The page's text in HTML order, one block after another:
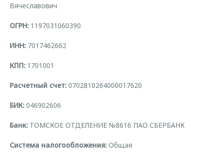
Оригинальные аксессуары
Запчасти
Трейд-ин
Калькулятор трейд-ин
Приложение O&J
Аксессуары
Одежда и сувениры
Оригинальные аксессуары
Вячеславович
ОГРН: 1197031060390
ИНН: 7017462662
КПП: 1701001
Расчетный счет: 0702810264000017620
БИК: 046902606
Банк: ТОМСКОЕ ОТДЕЛЕНИЕ №8616 ПАО СБЕРБАНК
Система налогообложения: Общая